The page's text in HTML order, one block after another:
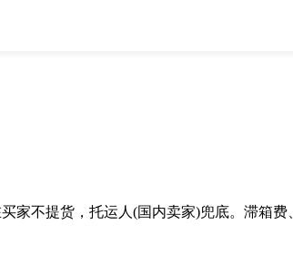
不提货，托运人(国内卖家)兜底。滞箱费